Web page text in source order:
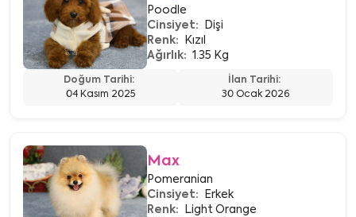
Poodle
Cinsiyet:
Dişi
Renk:
Kızıl
Ağırlık: 1.35 Kg
Doğum Tarihi:
04 Kasım 2025
İlan Tarihi:
30 Ocak 2026
Max
Pomeranian
Cinsiyet:
Erkek
Renk:
Light Orange